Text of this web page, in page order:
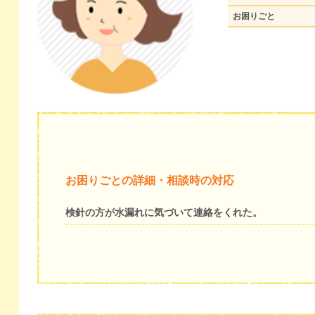
お困りごと
お困りごとの詳細・相談時の対応
検針の方が水漏れに気づいて連絡をくれた。